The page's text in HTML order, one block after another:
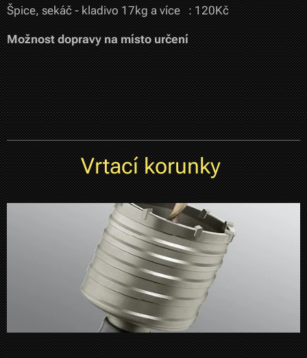
Špice, sekáč - kladivo 17kg a více : 120Kč
Možnost dopravy na místo určení
Vrtací korunky